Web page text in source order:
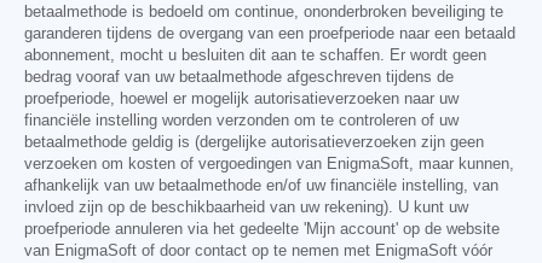
betaalmethode is bedoeld om continue, ononderbroken beveiliging te
garanderen tijdens de overgang van een proefperiode naar een betaald
abonnement, mocht u besluiten dit aan te schaffen. Er wordt geen
bedrag vooraf van uw betaalmethode afgeschreven tijdens de
proefperiode, hoewel er mogelijk autorisatieverzoeken naar uw
financiële instelling worden verzonden om te controleren of uw
betaalmethode geldig is (dergelijke autorisatieverzoeken zijn geen
verzoeken om kosten of vergoedingen van EnigmaSoft, maar kunnen,
afhankelijk van uw betaalmethode en/of uw financiële instelling, van
invloed zijn op de beschikbaarheid van uw rekening). U kunt uw
proefperiode annuleren via het gedeelte 'Mijn account' op de website
van EnigmaSoft of door contact op te nemen met EnigmaSoft vóór